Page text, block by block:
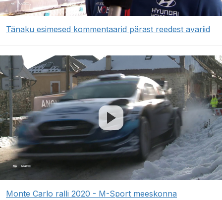
Tänaku esimesed kommentaarid pärast reedest avariid
Monte Carlo ralli 2020 - M-Sport meeskonna